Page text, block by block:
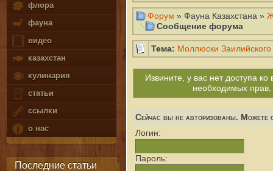
флора
фауна
видео
казахстан
кулинария
статьи
ссылки
о нас
Последние статьи
Форум » Фауна Казахстана »
Сообщение форума
Тема: Моллюски Заилийского
Извините, у вас нет доступа
необходимых прав,
Сейчас вы не авторизованы. Можете
Логин:
Пароль: